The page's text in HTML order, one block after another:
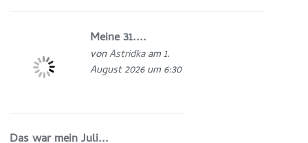
Meine 31....
vonAstridkaam 1.
August 2026 um 6:30